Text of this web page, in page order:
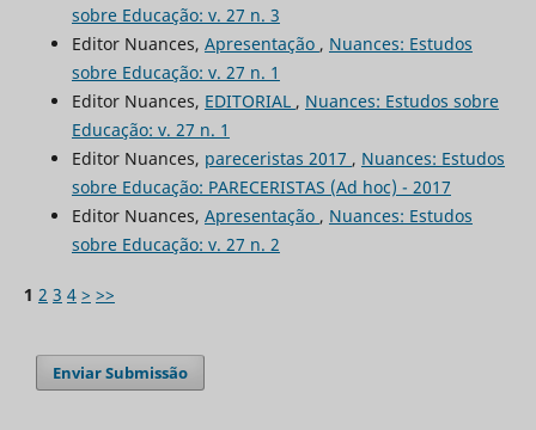
sobre Educação: v. 27 n. 3
Editor Nuances, Apresentação , Nuances: Estudos
sobre Educação: v. 27 n. 1
Editor Nuances, EDITORIAL , Nuances: Estudos sobre
Educação: v. 27 n. 1
Editor Nuances, pareceristas 2017 , Nuances: Estudos
sobre Educação: PARECERISTAS (Ad hoc) - 2017
Editor Nuances, Apresentação , Nuances: Estudos
sobre Educação: v. 27 n. 2
1 2 3 4 > >>
Enviar Submissão